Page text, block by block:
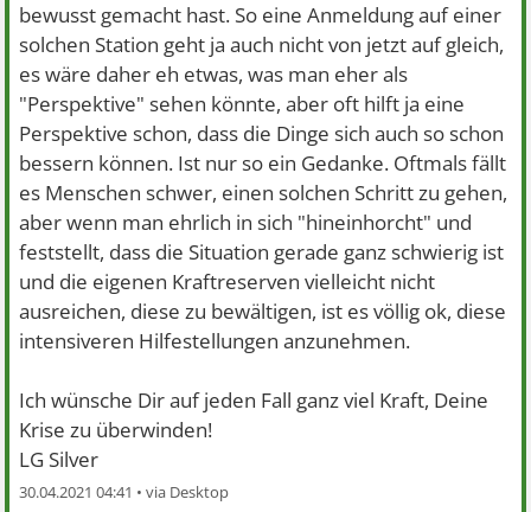
bewusst gemacht hast. So eine Anmeldung auf einer
solchen Station geht ja auch nicht von jetzt auf gleich,
es wäre daher eh etwas, was man eher als
"Perspektive" sehen könnte, aber oft hilft ja eine
Perspektive schon, dass die Dinge sich auch so schon
bessern können. Ist nur so ein Gedanke. Oftmals fällt
es Menschen schwer, einen solchen Schritt zu gehen,
aber wenn man ehrlich in sich "hineinhorcht" und
feststellt, dass die Situation gerade ganz schwierig ist
und die eigenen Kraftreserven vielleicht nicht
ausreichen, diese zu bewältigen, ist es völlig ok, diese
intensiveren Hilfestellungen anzunehmen.
Ich wünsche Dir auf jeden Fall ganz viel Kraft, Deine
Krise zu überwinden!
LG Silver
30.04.2021 04:41 •